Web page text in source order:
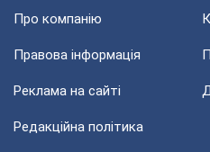
Про компанію
Правова інформація
Реклама на сайті
Редакційна політика